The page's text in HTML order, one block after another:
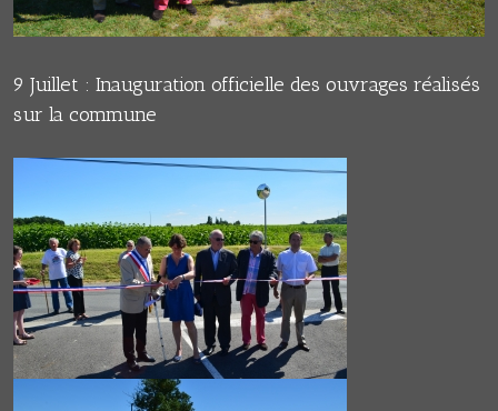
9 Juillet : Inauguration officielle des ouvrages réalisés
sur la commune